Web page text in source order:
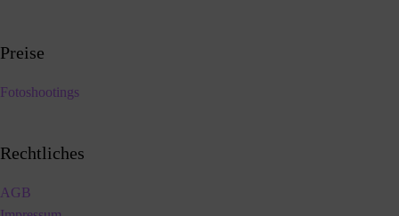
Preise
Fotoshootings
Rechtliches
AGB